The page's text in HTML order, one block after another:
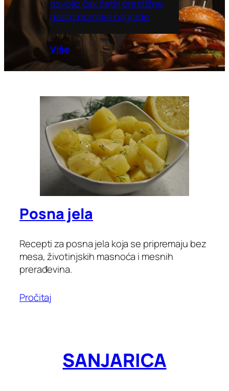
osvojio čak četiri prestižne
gastronomske nagrade
Više
Posna jela
Recepti za posna jela koja se pripremaju bez
mesa, životinjskih masnoća i mesnih
prerađevina.
Pročitaj
SANJARICA